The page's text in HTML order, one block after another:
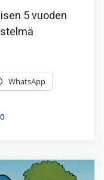
5 vuoden
WhatsApp
0